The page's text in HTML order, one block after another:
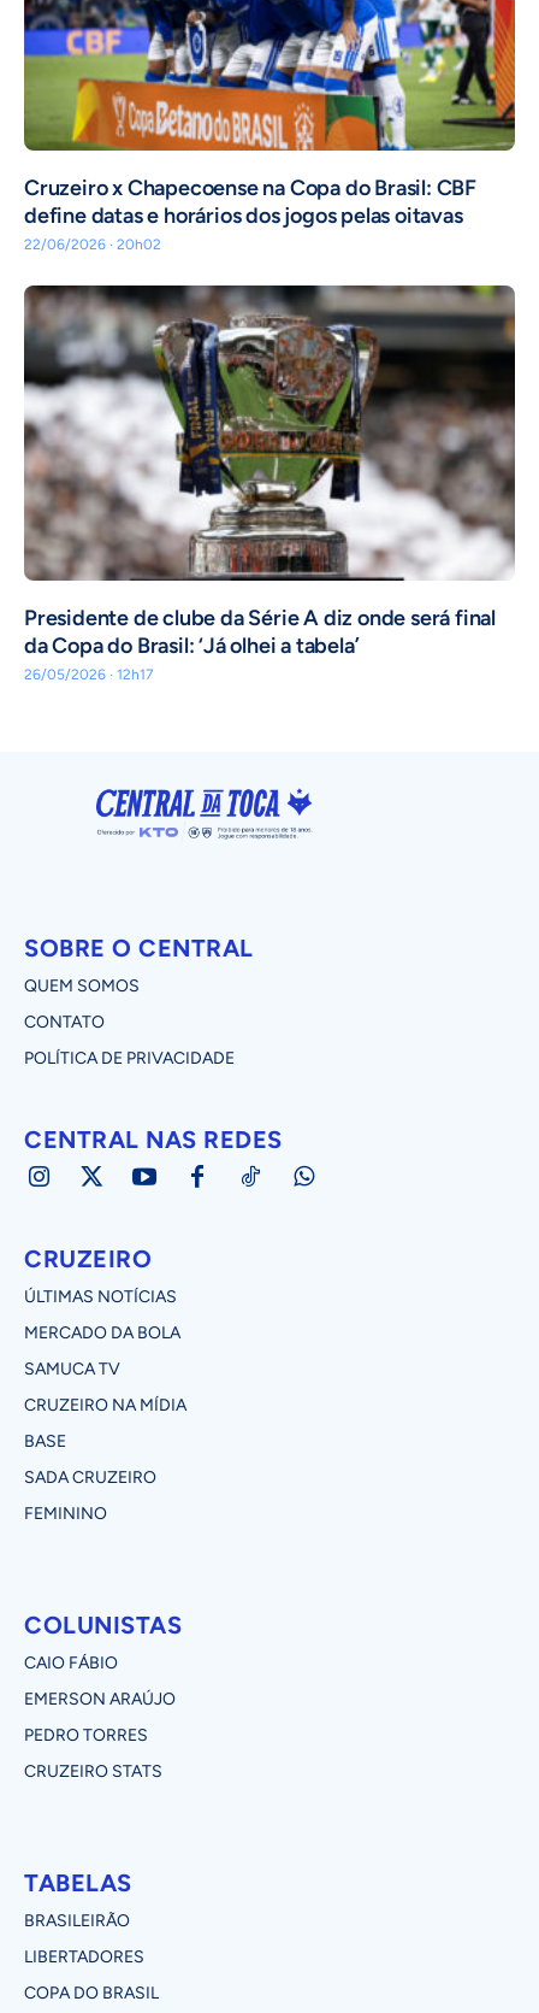
Cruzeiro x Chapecoense na Copa do Brasil: CBF
define datas e horários dos jogos pelas oitavas
22/06/2026 · 20h02
Presidente de clube da Série A diz onde será final
da Copa do Brasil: ‘Já olhei a tabela’
26/05/2026 · 12h17
SOBRE O CENTRAL
QUEM SOMOS
CONTATO
POLÍTICA DE PRIVACIDADE
CENTRAL NAS REDES
CRUZEIRO
ÚLTIMAS NOTÍCIAS
MERCADO DA BOLA
SAMUCA TV
CRUZEIRO NA MÍDIA
BASE
SADA CRUZEIRO
FEMININO
COLUNISTAS
CAIO FÁBIO
EMERSON ARAÚJO
PEDRO TORRES
CRUZEIRO STATS
TABELAS
BRASILEIRÃO
LIBERTADORES
COPA DO BRASIL